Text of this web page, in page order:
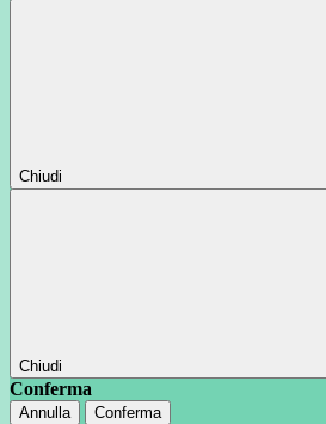
Chiudi
Chiudi
Conferma
Annulla Conferma